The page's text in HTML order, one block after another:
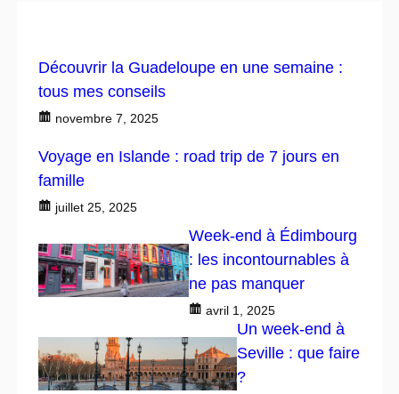
Découvrir la Guadeloupe en une semaine :
tous mes conseils
novembre 7, 2025
Voyage en Islande : road trip de 7 jours en
famille
juillet 25, 2025
Week-end à Édimbourg
: les incontournables à
ne pas manquer
avril 1, 2025
Un week-end à
Seville : que faire
?